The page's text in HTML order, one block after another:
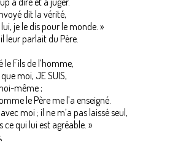
dit la vérité,
je le dis pour le monde. »
leur parlait du Père.
le Fils de l’homme,
moi, JE SUIS,
même ;
le Père me l’a enseigné.
moi ; il ne m’a pas laissé seul,
qui lui est agréable. »